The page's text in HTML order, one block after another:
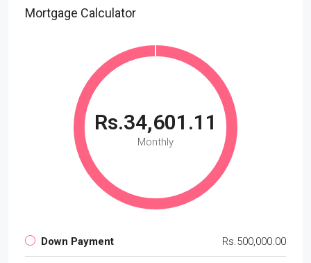
Mortgage Calculator
Rs.34,601.11
Monthly
Down Payment Rs.500,000.00